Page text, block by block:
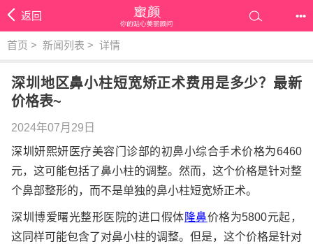
返回 •••
首页 > 新闻列表 > 详情
深圳地区鼻小柱短宽矫正术费用是多少？最新
价格表~
2024年07月29日
深圳妍熙妍医疗美容门诊部的初鼻小综合手术价格为6460
元，这可能包括了鼻小柱的调整。然而，这个价格是针对整
个鼻部整形的，而不是单独的鼻小柱短宽矫正术。
深圳博爱曙光整形医院的进口假体 隆鼻价格为5800元起，
这同样可能包含了对鼻小柱的调整。但是，这个价格是针对